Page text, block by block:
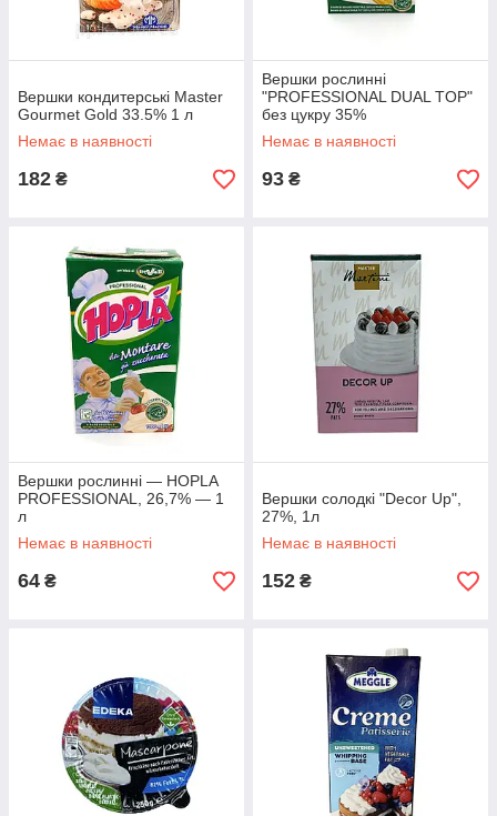
Вершки кондитерські Master
Gourmet Gold 33.5% 1 л
Немає в наявності
182 ₴
Вершки рослинні
"PROFESSIONAL DUAL TOP"
без цукру 35%
Немає в наявності
93 ₴
Вершки рослинні — HOPLA
PROFESSIONAL, 26,7% — 1
л
Немає в наявності
64 ₴
Вершки солодкі "Decor Up",
27%, 1л
Немає в наявності
152 ₴